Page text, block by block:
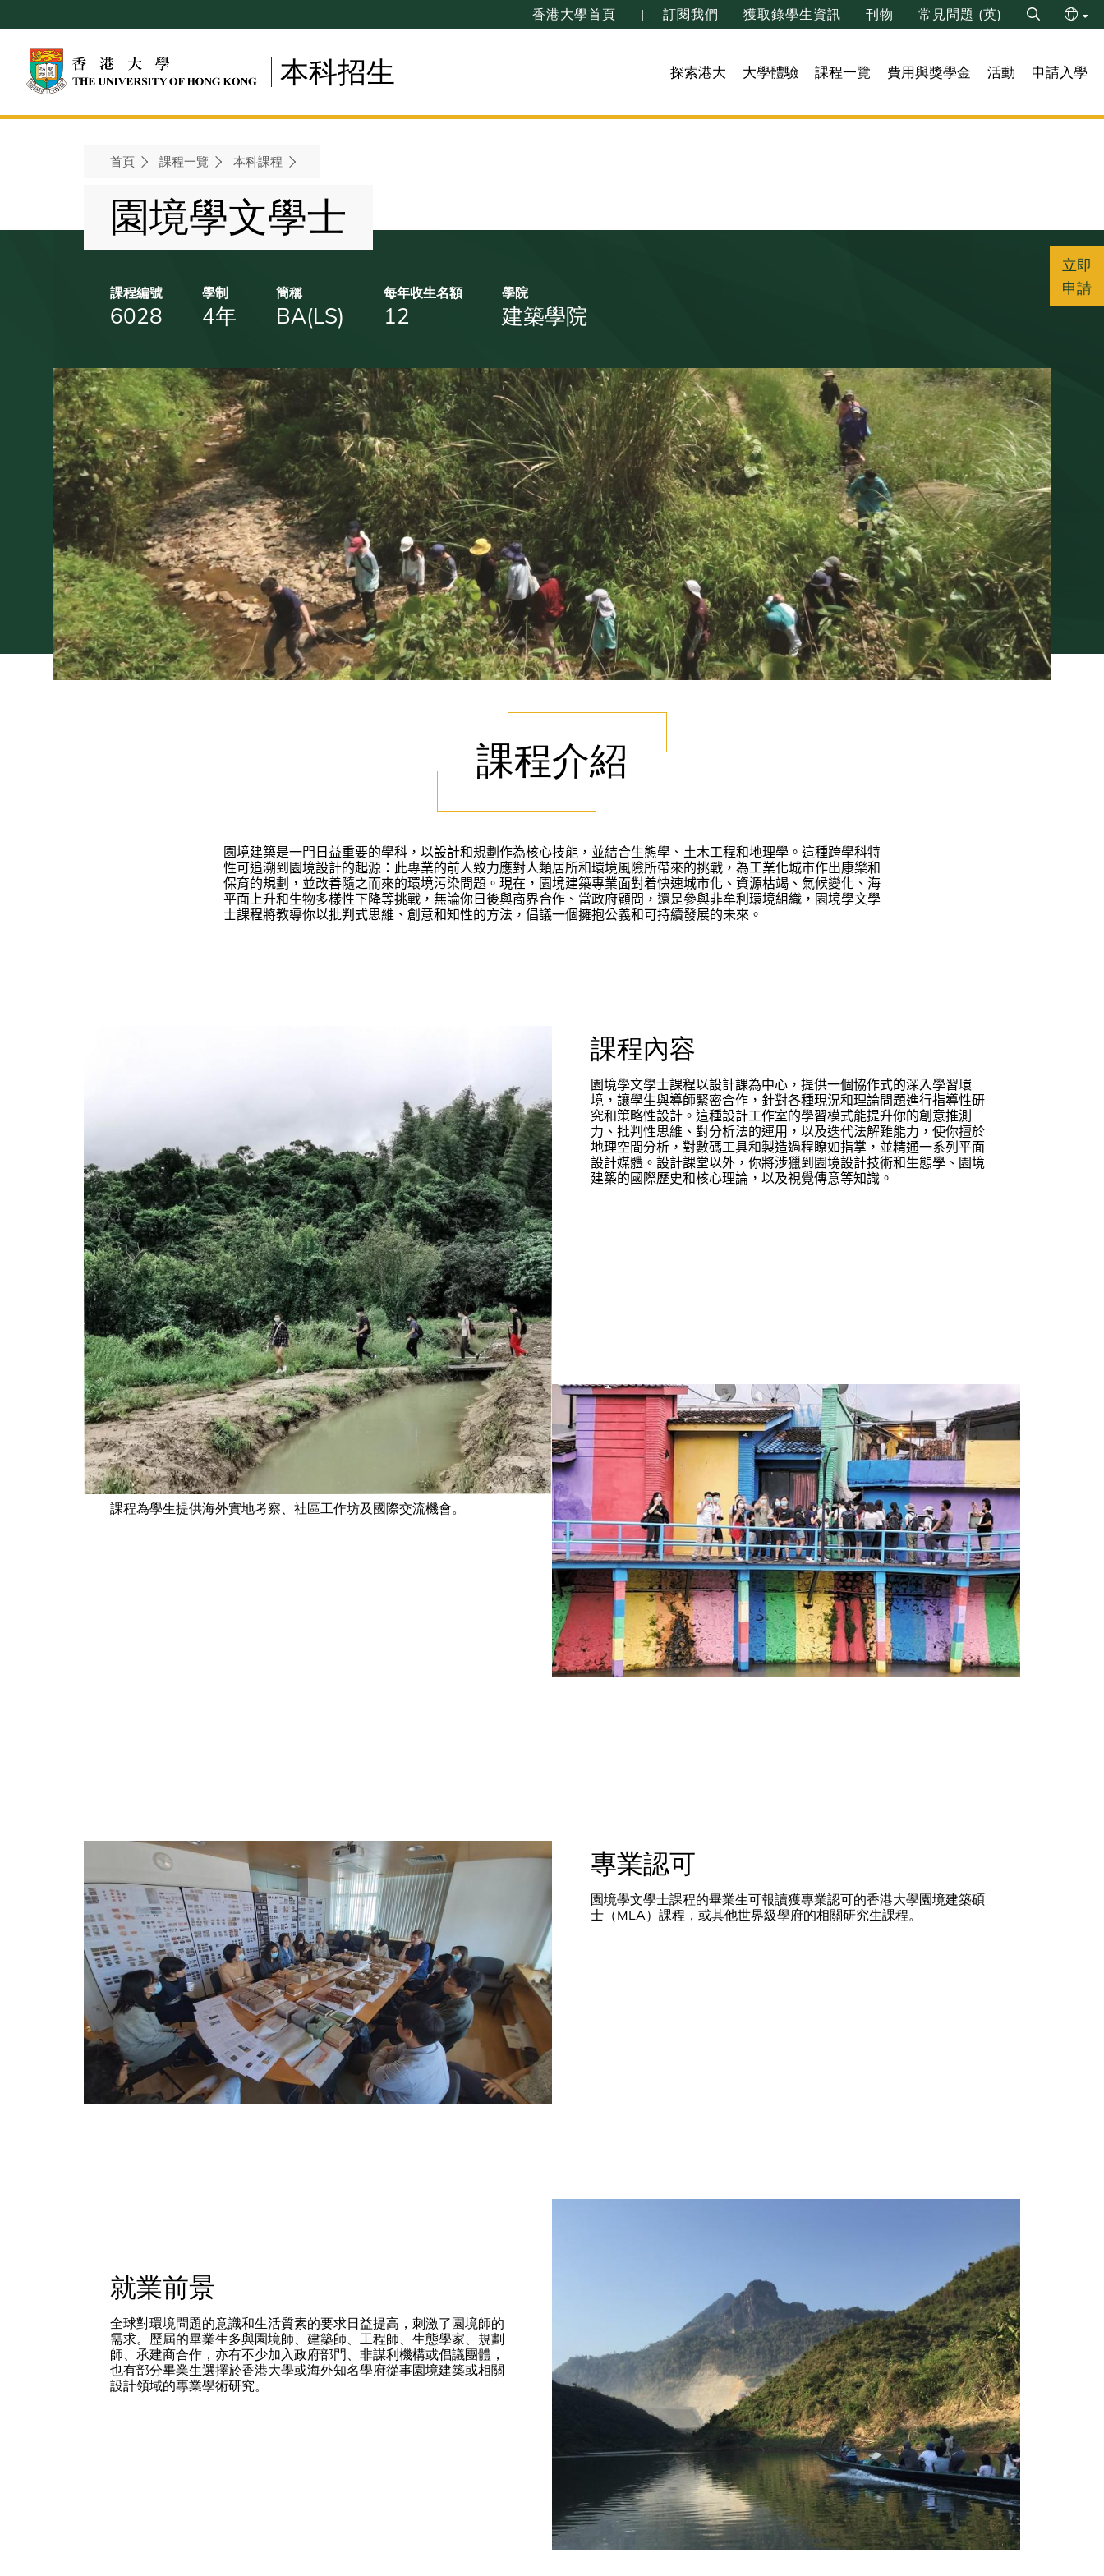
to
main
content
香港大學首頁 訂閱我們 獲取錄學生資訊 刊物 常見問題 (英)
Search
简
本科招生 探索港大 大學體驗 課程一覽 費用與獎學金 活動 申請入學
首頁 課程一覽 本科課程
園境學文學士
課程編號
6028
學制
4年
簡稱
BA(LS)
每年收生名額
12
學院
建築學院
課程介紹
園境建築是一門日益重要的學科，以設計和規劃作為核心技能，並結合生態學、土木工程和地理學。這種跨學科特
性可追溯到園境設計的起源：此專業的前人致力應對人類居所和環境風險所帶來的挑戰，為工業化城市作出康樂和
保育的規劃，並改善隨之而來的環境污染問題。現在，園境建築專業面對着快速城市化、資源枯竭、氣候變化、海
平面上升和生物多樣性下降等挑戰，無論你日後與商界合作、當政府顧問，還是參與非牟利環境組織，園境學文學
士課程將教導你以批判式思維、創意和知性的方法，倡議一個擁抱公義和可持續發展的未來。
課程內容
園境學文學士課程以設計課為中心，提供一個協作式的深入學習環
境，讓學生與導師緊密合作，針對各種現況和理論問題進行指導性研
究和策略性設計。這種設計工作室的學習模式能提升你的創意推測
力、批判性思維、對分析法的運用，以及迭代法解難能力，使你擅於
地理空間分析，對數碼工具和製造過程瞭如指掌，並精通一系列平面
設計媒體。設計課堂以外，你將涉獵到園境設計技術和生態學、園境
建築的國際歷史和核心理論，以及視覺傳意等知識。
海外學習及實習機會
課程為學生提供海外實地考察、社區工作坊及國際交流機會。
專業認可
園境學文學士課程的畢業生可報讀獲專業認可的香港大學園境建築碩
士（MLA）課程，或其他世界級學府的相關研究生課程。
就業前景
全球對環境問題的意識和生活質素的要求日益提高，刺激了園境師的
需求。歷屆的畢業生多與園境師、建築師、工程師、生態學家、規劃
師、承建商合作，亦有不少加入政府部門、非謀利機構或倡議團體，
也有部分畢業生選擇於香港大學或海外知名學府從事園境建築或相關
設計領域的專業學術研究。
立即
申請